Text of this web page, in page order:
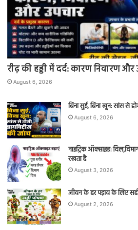
रीढ़ की हड्डी में दर्द: कारण निवारण और
August 6, 2026
बिना सुई, बिना खून: सांस से
August 6, 2026
नाइट्रिक ऑक्साइड:
रखता है
August 3, 2026
जीवन के हर पड़ाव के लिए
August 2, 2026